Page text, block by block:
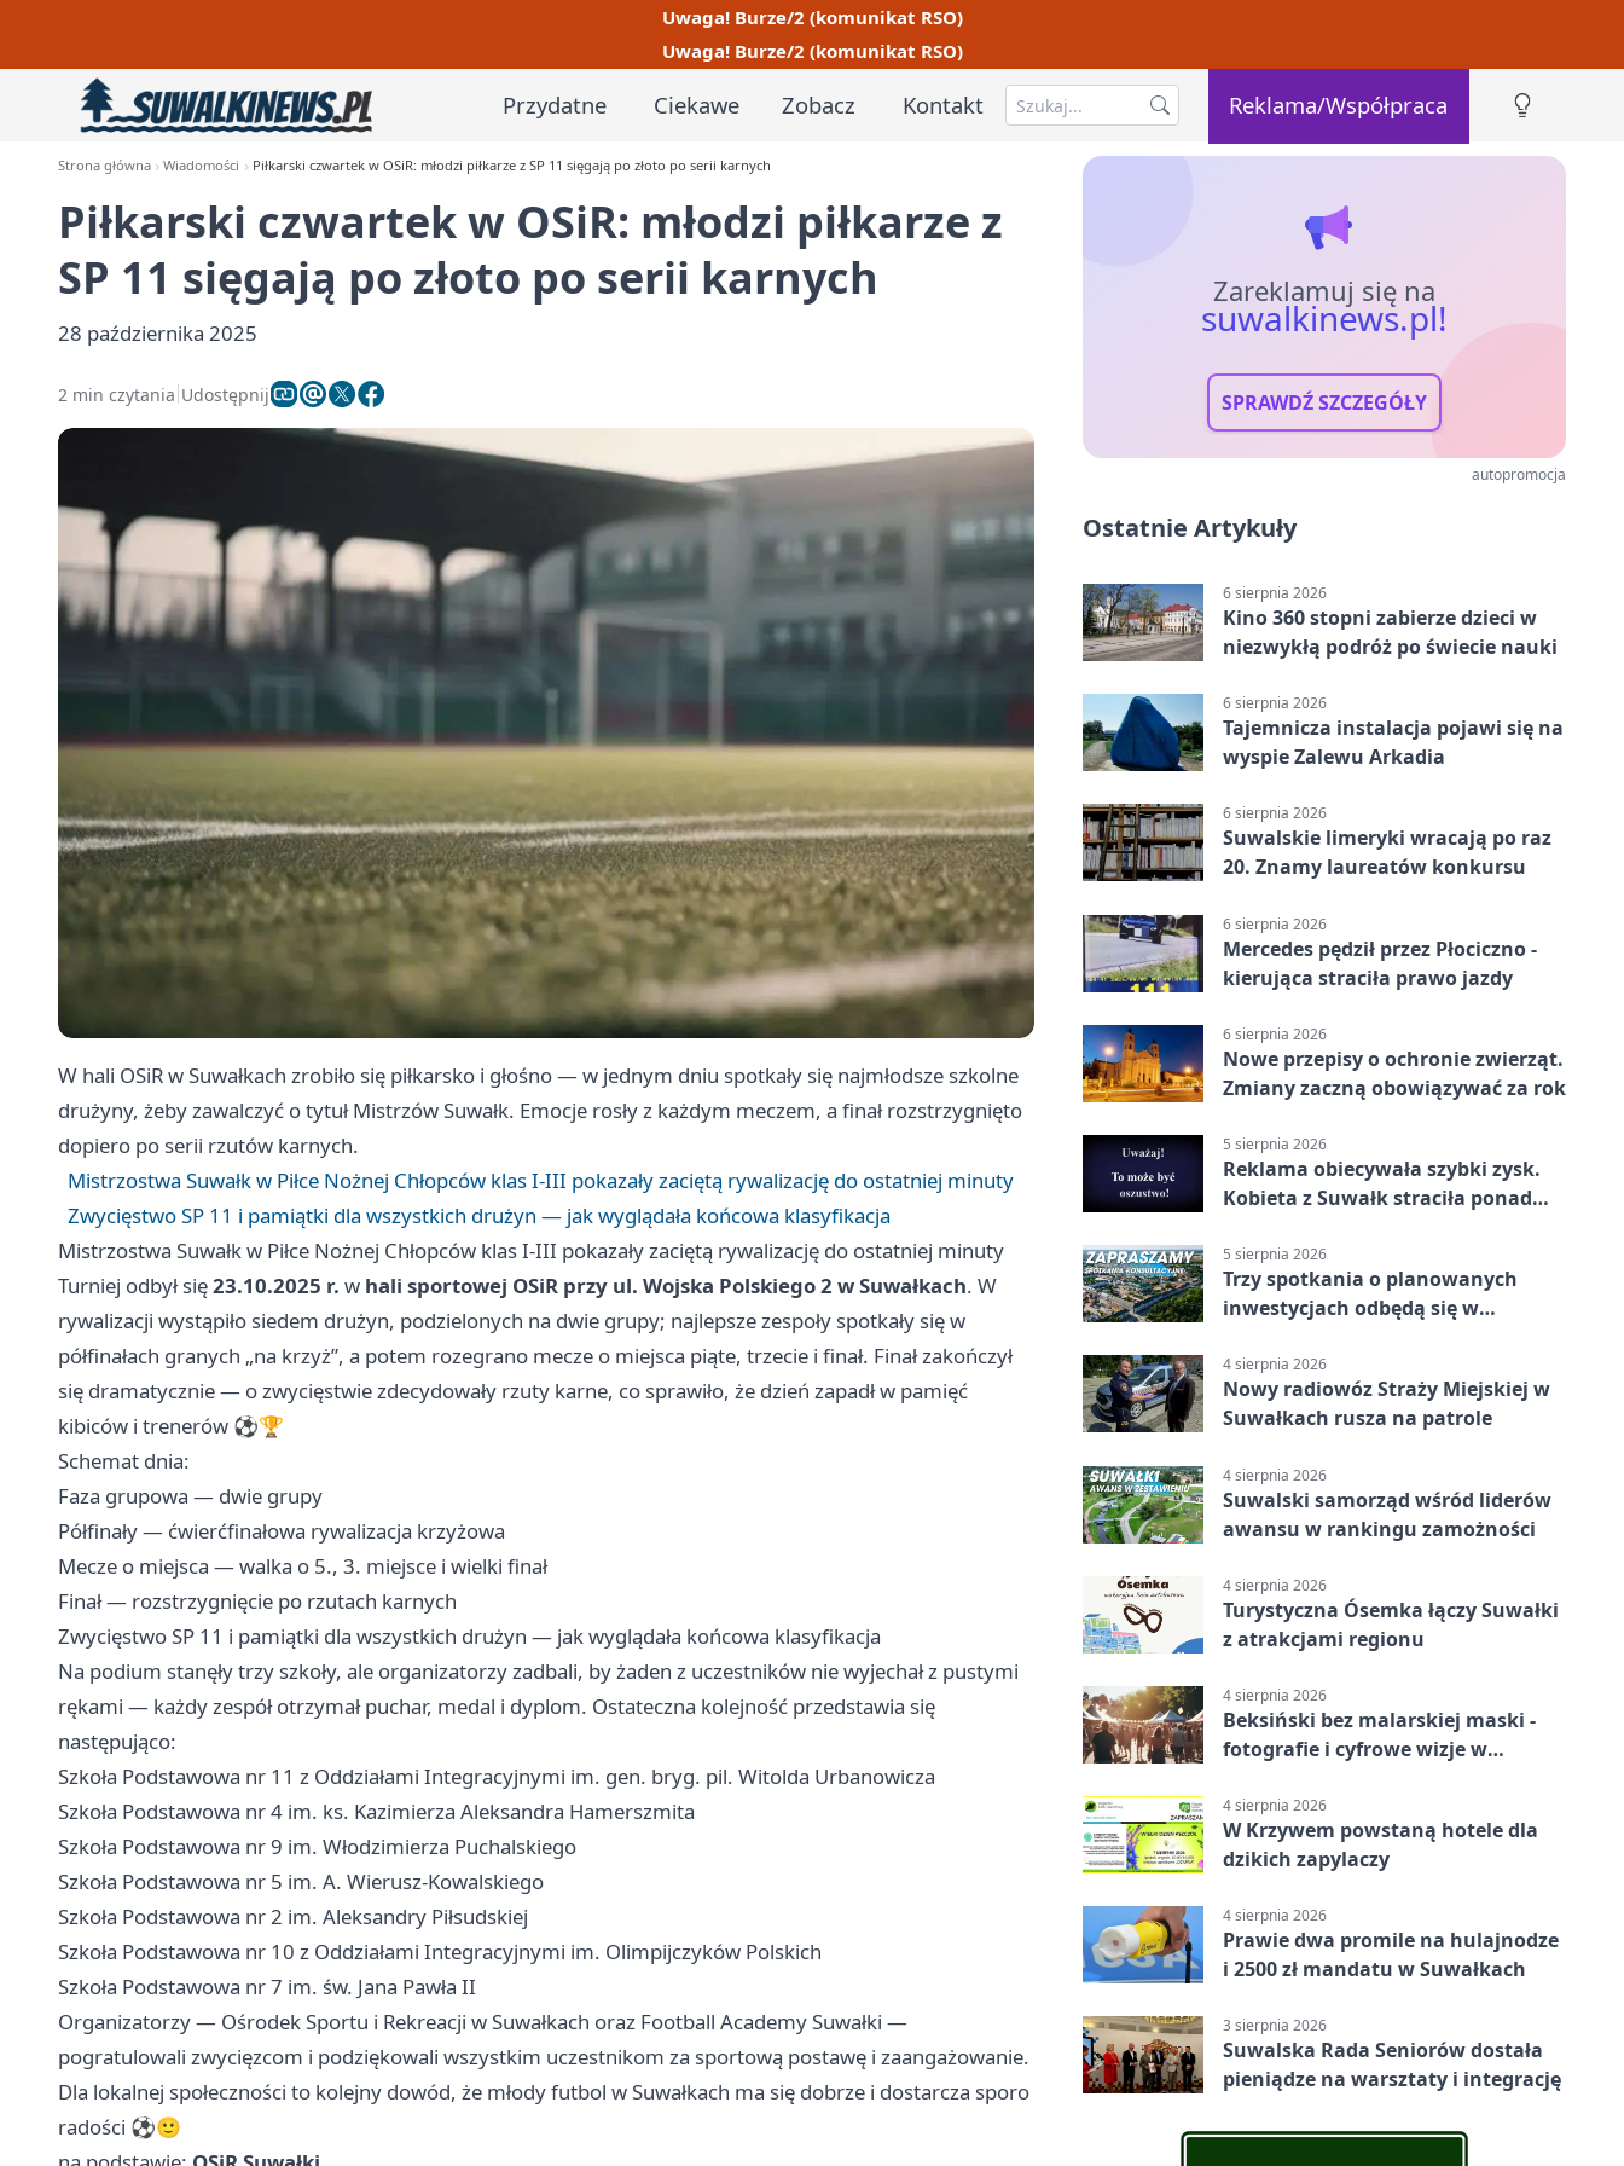
Uwaga! Burze/2 (komunikat RSO)
Uwaga! Burze/2 (komunikat RSO)
Przydatne Ciekawe Zobacz Kontakt Reklama/Współpraca
Strona główna Wiadomości Piłkarski czwartek w OSiR: młodzi piłkarze z SP 11 sięgają po złoto po serii karnych
Piłkarski czwartek w OSiR: młodzi piłkarze z
SP 11 sięgają po złoto po serii karnych
28 października 2025
2 min czytania Udostępnij
W hali OSiR w Suwałkach zrobiło się piłkarsko i głośno — w jednym dniu spotkały się najmłodsze szkolne
drużyny, żeby zawalczyć o tytuł Mistrzów Suwałk. Emocje rosły z każdym meczem, a finał rozstrzygnięto
dopiero po serii rzutów karnych.
Mistrzostwa Suwałk w Piłce Nożnej Chłopców klas I-III pokazały zaciętą rywalizację do ostatniej minuty
Zwycięstwo SP 11 i pamiątki dla wszystkich drużyn — jak wyglądała końcowa klasyfikacja
Mistrzostwa Suwałk w Piłce Nożnej Chłopców klas I-III pokazały zaciętą rywalizację do ostatniej minuty
Turniej odbył się23.10.2025 r. w hali sportowej OSiR przy ul. Wojska Polskiego 2 w Suwałkach. W
rywalizacji wystąpiło siedem drużyn, podzielonych na dwie grupy; najlepsze zespoły spotkały się w
półfinałach granych „na krzyż”, a potem rozegrano mecze o miejsca piąte, trzecie i finał. Finał zakończył
się dramatycznie — o zwycięstwie zdecydowały rzuty karne, co sprawiło, że dzień zapadł w pamięć
kibiców i trenerów ⚽️🏆
Schemat dnia:
Faza grupowa — dwie grupy
Półfinały — ćwierćfinałowa rywalizacja krzyżowa
Mecze o miejsca — walka o 5., 3. miejsce i wielki finał
Finał — rozstrzygnięcie po rzutach karnych
Zwycięstwo SP 11 i pamiątki dla wszystkich drużyn — jak wyglądała końcowa klasyfikacja
Na podium stanęły trzy szkoły, ale organizatorzy zadbali, by żaden z uczestników nie wyjechał z pustymi
rękami — każdy zespół otrzymał puchar, medal i dyplom. Ostateczna kolejność przedstawia się
następująco:
Szkoła Podstawowa nr 11 z Oddziałami Integracyjnymi im. gen. bryg. pil. Witolda Urbanowicza
Szkoła Podstawowa nr 4 im. ks. Kazimierza Aleksandra Hamerszmita
Szkoła Podstawowa nr 9 im. Włodzimierza Puchalskiego
Szkoła Podstawowa nr 5 im. A. Wierusz-Kowalskiego
Szkoła Podstawowa nr 2 im. Aleksandry Piłsudskiej
Szkoła Podstawowa nr 10 z Oddziałami Integracyjnymi im. Olimpijczyków Polskich
Szkoła Podstawowa nr 7 im. św. Jana Pawła II
Organizatorzy — Ośrodek Sportu i Rekreacji w Suwałkach oraz Football Academy Suwałki —
pogratulowali zwycięzcom i podziękowali wszystkim uczestnikom za sportową postawę i zaangażowanie.
Dla lokalnej społeczności to kolejny dowód, że młody futbol w Suwałkach ma się dobrze i dostarcza sporo
radości ⚽️🙂
Zareklamuj się na
suwalkinews.pl!
SPRAWDŹ SZCZEGÓŁY
autopromocja
Ostatnie Artykuły
6 sierpnia 2026
Kino 360 stopni zabierze dzieci w
niezwykłą podróż po świecie nauki
6 sierpnia 2026
Tajemnicza instalacja pojawi się na
wyspie Zalewu Arkadia
6 sierpnia 2026
Suwalskie limeryki wracają po raz
20. Znamy laureatów konkursu
6 sierpnia 2026
Mercedes pędził przez Płociczno -
kierująca straciła prawo jazdy
6 sierpnia 2026
Nowe przepisy o ochronie zwierząt.
Zmiany zaczną obowiązywać za rok
5 sierpnia 2026
Reklama obiecywała szybki zysk.
Kobieta z Suwałk straciła ponad
5 sierpnia 2026
Trzy spotkania o planowanych
inwestycjach odbędą się w
4 sierpnia 2026
Nowy radiowóz Straży Miejskiej w
Suwałkach rusza na patrole
4 sierpnia 2026
Suwalski samorząd wśród liderów
awansu w rankingu zamożności
4 sierpnia 2026
Turystyczna Ósemka łączy Suwałki
z atrakcjami regionu
4 sierpnia 2026
Beksiński bez malarskiej maski -
fotografie i cyfrowe wizje w
4 sierpnia 2026
W Krzywem powstaną hotele dla
dzikich zapylaczy
4 sierpnia 2026
Prawie dwa promile na hulajnodze
i 2500 zł mandatu w Suwałkach
3 sierpnia 2026
Suwalska Rada Seniorów dostała
pieniądze na warsztaty i integrację